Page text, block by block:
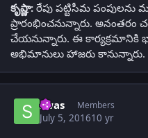
కృష్ణా: రేపు పట్టిసీమ పంపులను
ప్రారంభించనున్నారు. అనంతరం
చేయనున్నారు. ఈ కార్యక్రమానికి భారీ
అభిమానులు హాజరు కానున్నారు.
swas Members
July 5, 201610 yr